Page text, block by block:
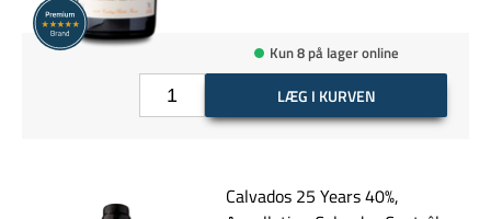
Kun 8 på lager online
LÆG I KURVEN
Calvados 25 Years 40%,